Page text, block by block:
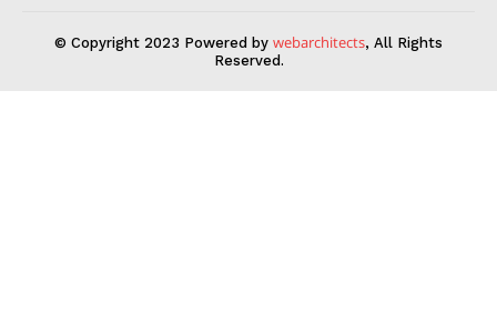
© Copyright 2023 Powered by webarchitects, All Rights
Reserved.